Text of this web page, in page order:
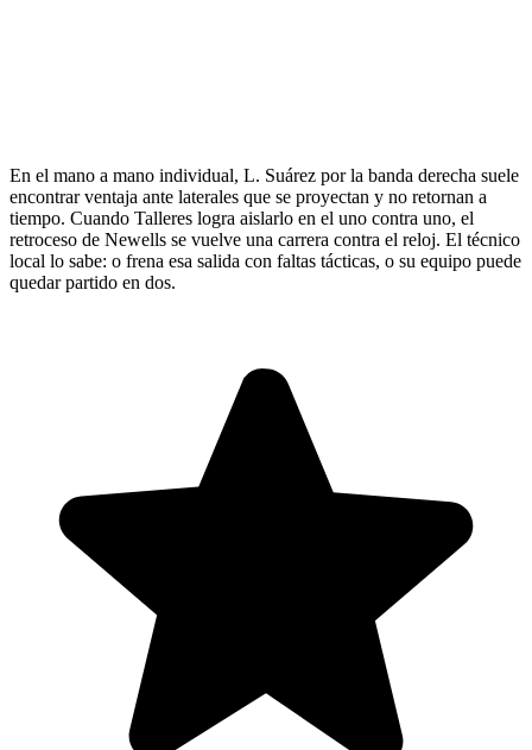
En el mano a mano individual, L. Suárez por la banda derecha suele
encontrar ventaja ante laterales que se proyectan y no retornan a
tiempo. Cuando Talleres logra aislarlo en el uno contra uno, el
retroceso de Newells se vuelve una carrera contra el reloj. El técnico
local lo sabe: o frena esa salida con faltas tácticas, o su equipo puede
quedar partido en dos.